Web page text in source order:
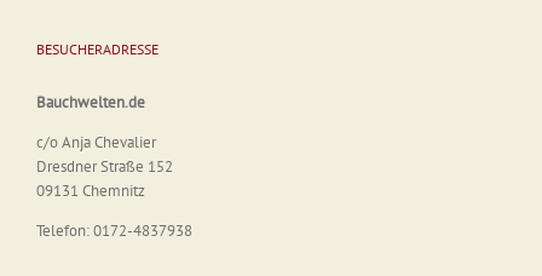
BESUCHERADRESSE
Bauchwelten.de
c/o Anja Chevalier
Dresdner Straße 152
09131 Chemnitz
Telefon: 0172-4837938